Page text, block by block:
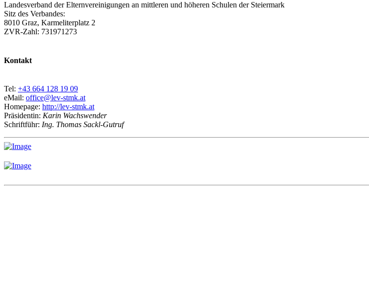
Landesverband der Elternvereinigungen an mittleren und höheren Schulen der Steiermark
Sitz des Verbandes:
8010 Graz, Karmeliterplatz 2
ZVR-Zahl: 731971273
Kontakt
Tel: +43 664 128 19 09
eMail: office@lev-stmk.at
Homepage: http://lev-stmk.at
Präsidentin: Karin Wachswender
Schriftführ: Ing. Thomas Sackl-Gutruf